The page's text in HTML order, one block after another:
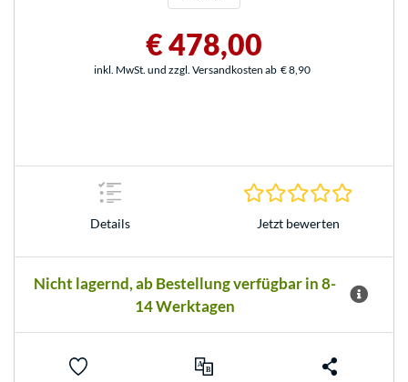
€ 478,00
inkl. MwSt. und zzgl. Versandkosten ab € 8,90
Details Jetzt bewerten
Nicht lagernd, ab Bestellung verfügbar in 8-
14 Werktagen